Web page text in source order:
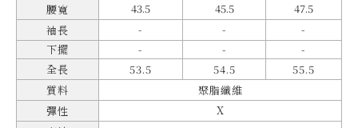
腰寬
43.5 45.5
47.5
袖長
- -
-
下擺
- -
-
全長
53.5 54.5
55.5
質料
聚脂纖維
彈性
X